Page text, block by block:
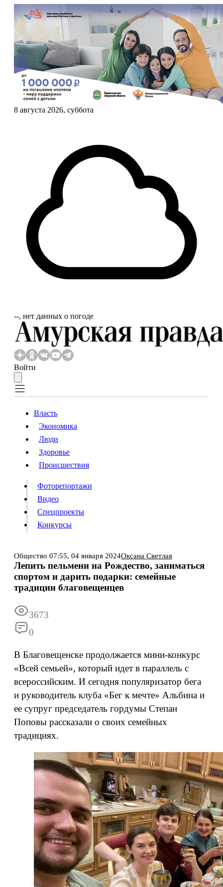
8 августа 2026, суббота
‐‐, нет данных о погоде
Войти
Власть
Происшествия
Видео
Конкурсы
Информация Подписка Реклама
Власть
Экономика
Люди
Здоровье
Происшествия
Фоторепортажи
Видео
Спецпроекты
Конкурсы
Общество 07:55, 04 января 2024Оксана Светлая
Лепить пельмени на Рождество, заниматься
спортом и дарить подарки: семейные
традиции благовещенцев
3673
0
В Благовещенске продолжается мини-конкурс
«Всей семьей», который идет в параллель с
всероссийским. И сегодня популяризатор бега
и руководитель клуба «Бег к мечте» Альбина и
ее супруг председатель гордумы Степан
Поповы рассказали о своих семейных
традициях.